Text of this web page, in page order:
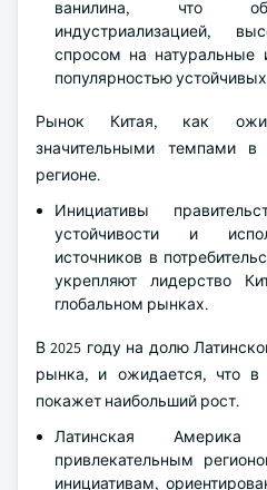
ванилина, что
индустриализацией,
спросом на натуральные
популярностью
Рынок Китая, как
значительными темпами в
регионе.
Инициативы
устойчивости и
источников в
укрепляют лидерство
глобальном рынках.
В 2025 году на долю
рынка, и ожидается, что в
покажет наибольший рост.
Латинская Америка
привлекательным
инициативам,